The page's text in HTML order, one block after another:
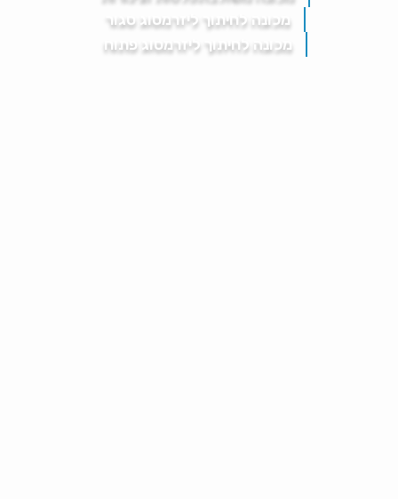
מכונה לחיתוך ליזרמסוג סגור
מכונה לחיתוך ליזרמסוג פתוח